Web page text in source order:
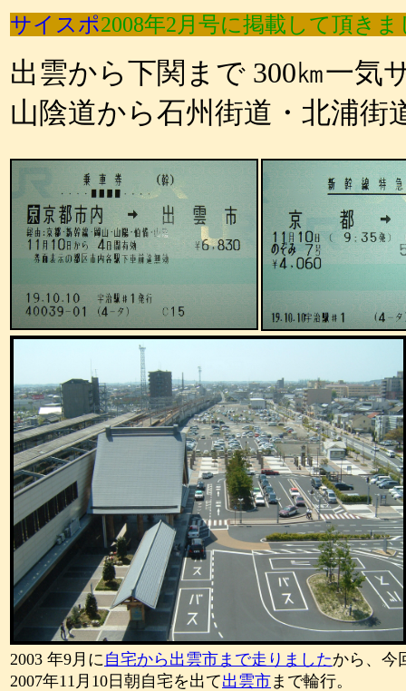
サイスポ2008年2月号に掲載して頂きま
出雲から下関まで 300㎞一気
山陰道から石州街道・北浦街
2003 年9月に自宅から出雲市まで走りましたから、今
2007年11 月 10 日朝自宅を出て出雲市まで輪行。